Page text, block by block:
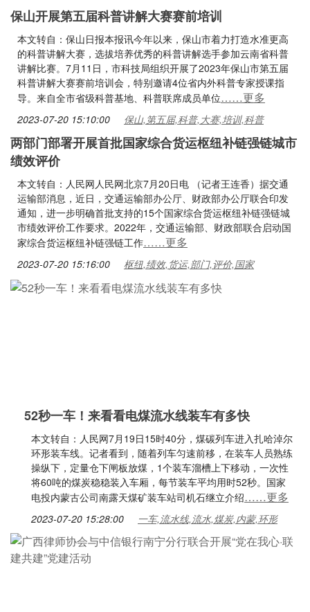
保山开展第五届科普讲解大赛赛前培训
本文转自：保山日报本报讯今年以来，保山市着力打造水准更高
的科普讲解大赛，选拔培养优秀的科普讲解选手参加云南省科普
讲解比赛。7月11日，市科技局组织开展了2023年保山市第五届
科普讲解大赛赛前培训会，特别邀请4位省内外科普专家授课指
导。来自全市省级科普基地、科普联席成员单位……更多
2023-07-20 15:10:00 保山,第五届,科普,大赛,培训,科普
两部门部署开展首批国家综合货运枢纽补链强链城市
绩效评价
本文转自：人民网人民网北京7月20日电 （记者王连香）据交通
运输部消息，近日，交通运输部办公厅、财政部办公厅联合印发
通知，进一步明确首批支持的15个国家综合货运枢纽补链强链城
市绩效评价工作要求。2022年，交通运输部、财政部联合启动国
家综合货运枢纽补链强链工作……更多
2023-07-20 15:16:00 枢纽,绩效,货运,部门,评价,国家
52秒一车！来看看电煤流水线装车有多快
本文转自：人民网7月19日15时40分，煤碳列车进入扎哈淖尔
环形装车线。记者看到，随着列车匀速前移，在装车人员熟练
操纵下，定量仓下闸板放煤，1个装车溜槽上下移动，一次性
将60吨的煤炭稳稳装入车厢，每节装车平均用时52秒。国家
电投内蒙古公司南露天煤矿装车站司机石继立介绍……更多
2023-07-20 15:28:00 一车,流水线,流水,煤炭,内蒙,环形